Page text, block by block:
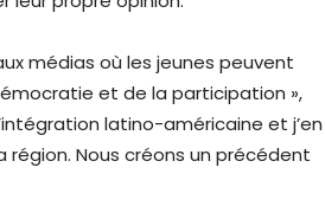
médias où les jeunes peuvent
et de la participation »,
latino-américaine et j’en
région. Nous créons un précédent